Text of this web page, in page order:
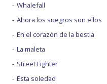
Whalefall
Ahora los suegros son ellos
En el corazón de la bestia
La maleta
Street Fighter
Esta soledad